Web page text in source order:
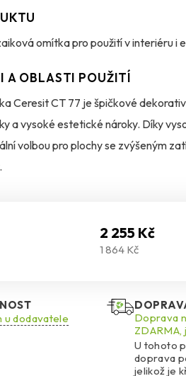
omítka pro použití v interiéru i
A OBLASTI POUŽITÍ
Ceresit CT 77 je špičkové
a vysoké estetické nároky. Díky
volbou pro plochy se zvýšeným
vzhled. Omítka se snadno
vůči znečištění a velmi snadno se
se hodí zejména pro menší
růstu plísní, řas a hub, a to i ve
2 255 Kč
1 864 Kč
u dodavatele
Doprava
ZDARMA,
U tohoto
doprava
jelikož je